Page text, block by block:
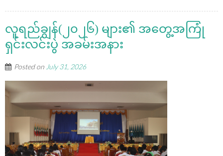
လူရည်ချွန်(၂၀၂၆) များ၏ အတွေ့အကြုံ
ရှင်းလင်းပွဲ အခမ်းအနား
Posted on July 31, 2026